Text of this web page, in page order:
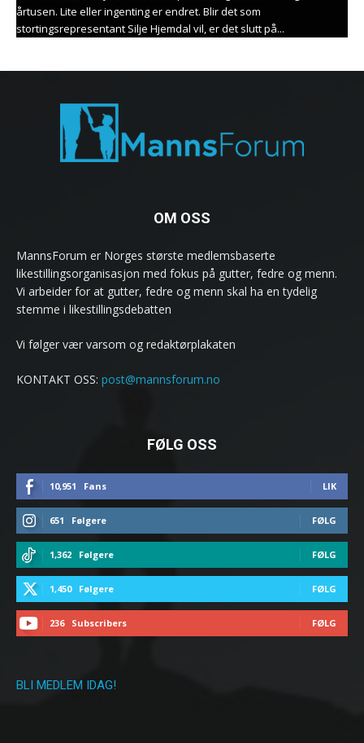
årtusen. Lite eller ingenting er endret. Blir det som
stortingsrepresentant Silje Hjemdal vil, er det slutt på...
OM OSS
MannsForum er Norges største medlemsbaserte
likestillingsorganisasjon med fokus på gutter, fedre og menn.
Vi arbeider for at gutter, fedre og menn skal ha en tydelig
stemme i likestillingsdebatten
Vi følger vær varsom og redaktørplakaten
KONTAKT OSS: post@mannsforum.no
FØLG OSS
10,951 Fans LIK
651 Følgere FØLG
1,362 Følgere FØLG
1,450 Følgere FØLG
236 Subscribers FØLG
BLI MEDLEM IDAG!